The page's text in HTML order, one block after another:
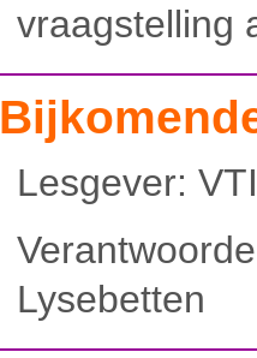
vraagstelling
Lesgever:
Lysebetten